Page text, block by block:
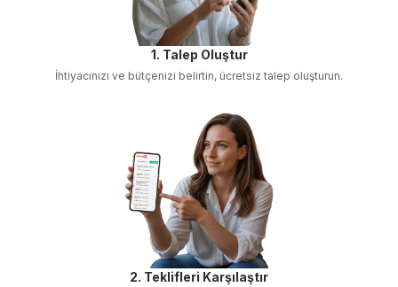
1. Talep Oluştur
İhtiyacınızı ve bütçenizi belirtin, ücretsiz talep oluşturun.
2. Teklifleri Karşılaştır